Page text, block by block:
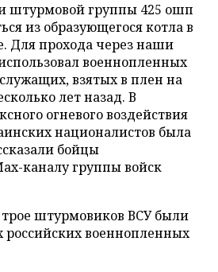
штурмовой группы 425 ошп
из образующегося котла в
Для прохода через наши
военнопленных
взятых в плен на
лет назад. В
огневого воздействия
националистов была
бойцы
каналу группы войск
штурмовиков ВСУ были
российских военнопленных